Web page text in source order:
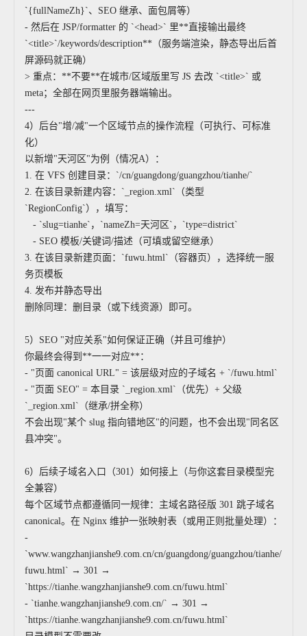
`{fullNameZh}`、SEO 继承、面包屑等）
- 然后在 JSP/formatter 的 `<head>` 里**直接输出最终
`<title>`/keywords/description**（服务端渲染，静态导出后首
屏源码就正确）
> 重点：**不要**在城市/区域版里写 JS 去改 `<title>` 或
meta；全部在网页里服务器端输出。
---
4）后台"增/减"一个区域节点的操作流程（可执行、可标准
化）
以新增"天河区"为例（情况A）：
1. 在 VFS 创建目录：`/cn/guangdong/guangzhou/tianhe/`
2. 在该目录新建内容：`_region.xml`（类型
`RegionConfig`），填写：
- `slug=tianhe`，`nameZh=天河区`，`type=district`
- SEO 模板/关键词/描述（可填或留空继承）
3. 在该目录新建页面：`fuwu.html`（容器页），选择统一服
务页模板
4. 发布并静态导出
删除同理：删目录（或下线资源）即可。
5）SEO "对应关系"如何保证正确（并且可维护）
你最终会得到**一一对应**：
- "页面 canonical URL" = 该层级对应的子域名 + `/fuwu.html`
- "页面 SEO" = 本目录 `_region.xml`（优先）+ 父级
`_region.xml`（继承/拼全称）
不会出现"某个 slug 指向错地区"的问题，也不会出现"同名区
县冲突"。
6）后续子域名入口（301）如何接上（与你这套目录模型完
全兼容）
每个区域节点都遵循同一规律：主域名路径版 301 跳子域名
canonical。在 Nginx 维护一张映射表（或用正则批量处理）：
-
`www.wangzhanjianshe9.com.cn/cn/guangdong/guangzhou/tianhe/
fuwu.html` → 301 →
`https://tianhe.wangzhanjianshe9.com.cn/fuwu.html`
- `tianhe.wangzhanjianshe9.com.cn/` → 301 →
`https://tianhe.wangzhanjianshe9.com.cn/fuwu.html`